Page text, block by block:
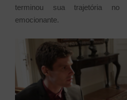
terminou sua trajetória no
emocionante.